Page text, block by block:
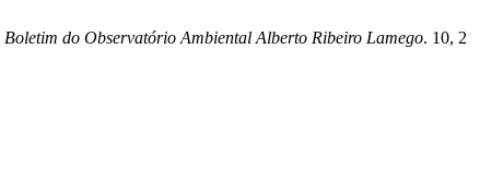
Boletim do Observatório Ambiental Alberto Ribeiro Lamego. 10, 2